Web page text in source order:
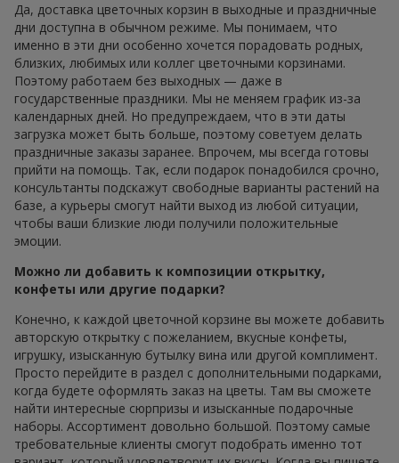
Да, доставка цветочных корзин в выходные и праздничные
дни доступна в обычном режиме. Мы понимаем, что
именно в эти дни особенно хочется порадовать родных,
близких, любимых или коллег цветочными корзинами.
Поэтому работаем без выходных — даже в
государственные праздники. Мы не меняем график из-за
календарных дней. Но предупреждаем, что в эти даты
загрузка может быть больше, поэтому советуем делать
праздничные заказы заранее. Впрочем, мы всегда готовы
прийти на помощь. Так, если подарок понадобился срочно,
консультанты подскажут свободные варианты растений на
базе, а курьеры смогут найти выход из любой ситуации,
чтобы ваши близкие люди получили положительные
эмоции.
Можно ли добавить к композиции открытку,
конфеты или другие подарки?
Конечно, к каждой цветочной корзине вы можете добавить
авторскую открытку с пожеланием, вкусные конфеты,
игрушку, изысканную бутылку вина или другой комплимент.
Просто перейдите в раздел с дополнительными подарками,
когда будете оформлять заказ на цветы. Там вы сможете
найти интересные сюрпризы и изысканные подарочные
наборы. Ассортимент довольно большой. Поэтому самые
требовательные клиенты смогут подобрать именно тот